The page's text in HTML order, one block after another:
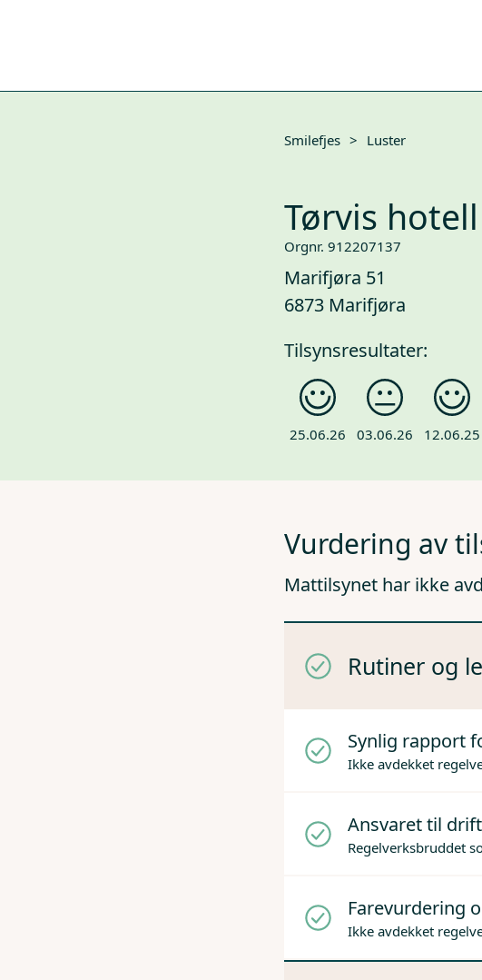
Smilefjes > Luster
Tørvis hotell
Orgnr. 912207137
Marifjøra 51
6873 Marifjøra
Tilsynsresultater:
25.06.26 03.06.26 12.06.25
Vurdering av
Mattilsynet har ikke
Rutiner og
Synlig rapport
Ikke avdekket
Ansvaret til
Regelverksbruddet
Farevurdering
Ikke avdekket